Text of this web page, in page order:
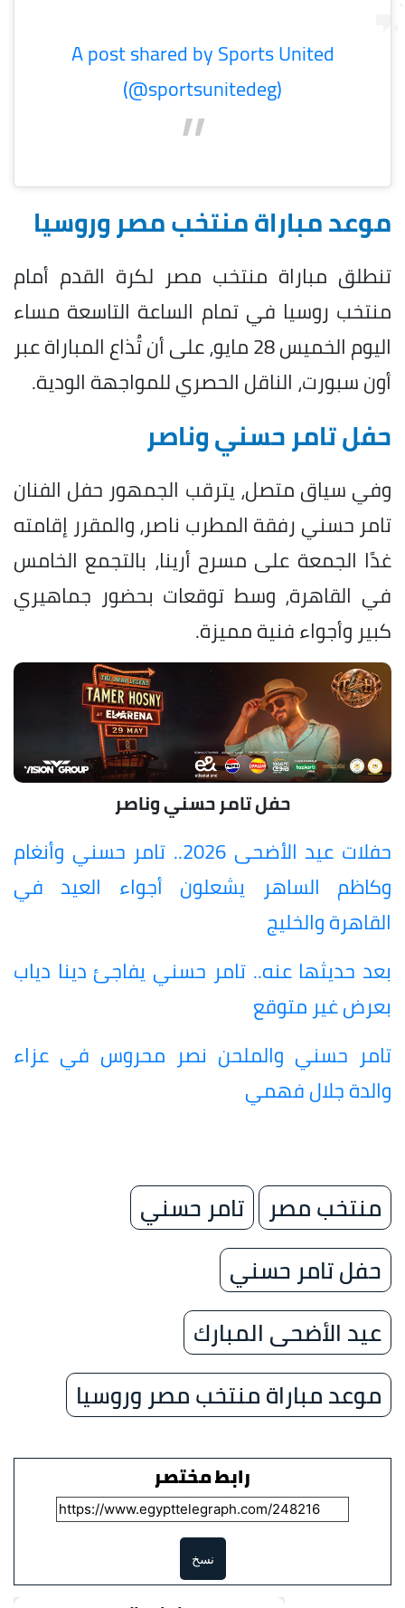
A post shared by Sports United
(@sportsunitedeg)
موعد مباراة منتخب مصر وروسيا
تنطلق مباراة منتخب مصر لكرة القدم أمام
منتخب روسيا في تمام الساعة التاسعة مساء
اليوم الخميس 28 مايو، على أن تُذاع المباراة عبر
أون سبورت، الناقل الحصري للمواجهة الودية.
حفل تامر حسني وناصر
وفي سياق متصل، يترقب الجمهور حفل الفنان
تامر حسني رفقة المطرب ناصر، والمقرر إقامته
غدًا الجمعة على مسرح أرينا، بالتجمع الخامس
في القاهرة، وسط توقعات بحضور جماهيري
كبير وأجواء فنية مميزة.
حفل تامر حسني وناصر
حفلات عيد الأضحى 2026.. تامر حسني وأنغام
وكاظم الساهر يشعلون أجواء العيد في
القاهرة والخليج
بعد حديثها عنه.. تامر حسني يفاجئ دينا دياب
بعرض غير متوقع
تامر حسني والملحن نصر محروس في عزاء
والدة جلال فهمي
منتخب مصر
تامر حسني
حفل تامر حسني
عيد الأضحى المبارك
موعد مباراة منتخب مصر وروسيا
رابط مختصر
نسخ